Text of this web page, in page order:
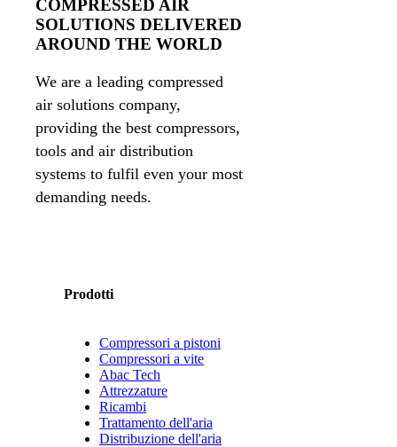
COMPRESSED AIR
SOLUTIONS DELIVERED
AROUND THE WORLD
We are a leading compressed
air solutions company,
providing the best compressors,
tools and air distribution
systems to fulfil even your most
demanding needs.
Prodotti
Compressori a pistoni
Compressori a vite
Abac Tech
Attrezzature
Ricambi
Trattamento dell'aria
Distribuzione dell'aria